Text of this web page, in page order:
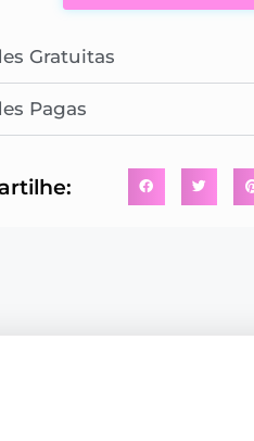
Gratuitas
Pagas